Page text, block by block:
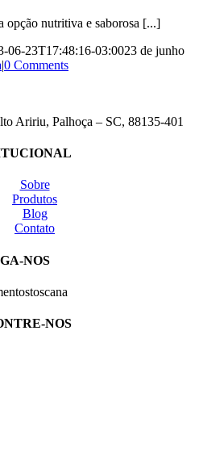
opção nutritiva e saborosa [...]
06-23T17:48:16-03:0023 de junho
|0 Comments
Aririu, Palhoça – SC, 88135-401
Sobre
Produtos
Blog
Contato
NOS
NOS